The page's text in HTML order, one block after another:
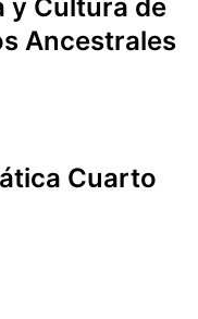
y Cultura de
Ancestrales
Cuarto